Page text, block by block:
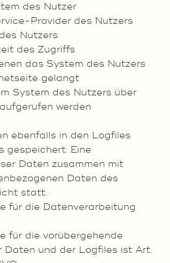
des Nutzer
Provider des Nutzers
Nutzers
des Zugriffs
das System des Nutzers
gelangt
System des Nutzers über
werden
ebenfalls in den Logfiles
gespeichert. Eine
Daten zusammen mit
Daten des
statt.
für die Datenverarbeitung
für die vorübergehende
Daten und der Logfiles ist Art.